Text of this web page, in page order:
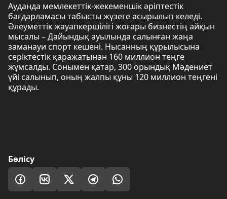
Ауданда мемлекеттік-жекеменшік әріптестік
бағдарламасы табысты жүзеге асырылып келеді.
Әлеуметтік жауапкершілігі жоғары бизнестің айқын
мысалы – Дайындық ауылында салынған жаңа
заманауи спорт кешені. Нысанның құрылысына
серіктестік қаражатынан 160 миллион теңге
жұмсалды. Сонымен қатар, 300 орындық Мәдениет
үйі салынып, оның жалпы құны 120 миллион теңгені
құрады.
Бөлісу